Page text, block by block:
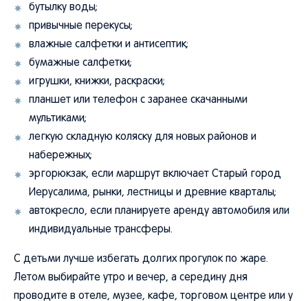
бутылку воды;
привычные перекусы;
влажные салфетки и антисептик;
бумажные салфетки;
игрушки, книжки, раскраски;
планшет или телефон с заранее скачанными
мультиками;
легкую складную коляску для новых районов и
набережных;
эргорюкзак, если маршрут включает Старый город
Иерусалима, рынки, лестницы и древние кварталы;
автокресло, если планируете аренду автомобиля или
индивидуальные трансферы.
С детьми лучше избегать долгих прогулок по жаре.
Летом выбирайте утро и вечер, а середину дня
проводите в отеле, музее, кафе, торговом центре или у